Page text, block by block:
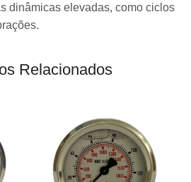
dinâmicas elevadas, como ciclos
Relacionados